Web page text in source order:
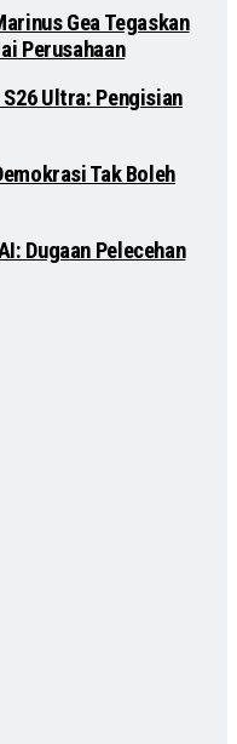
Gea Tegaskan
Perusahaan
Ultra: Pengisian
Tak Boleh
Dugaan Pelecehan